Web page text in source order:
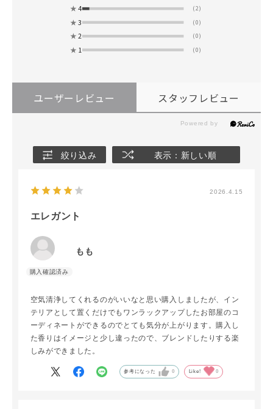
★ 4 (2)
★ 3 (0)
★ 2 (0)
★ 1 (0)
ユーザーレビュー スタッフレビュー
絞り込み 表示：新しい順
2026.4.15
エレガント
もも
空気清浄してくれるのがいいなと思い購入しましたが、イン
テリアとして置くだけでもワンラックアップしたお部屋のコ
ーディネートができるのでとても気分が上がります。購入し
た香りはイメージと少し違ったので、ブレンドしたりする楽
しみができました。
参考になった 0 Like! 0